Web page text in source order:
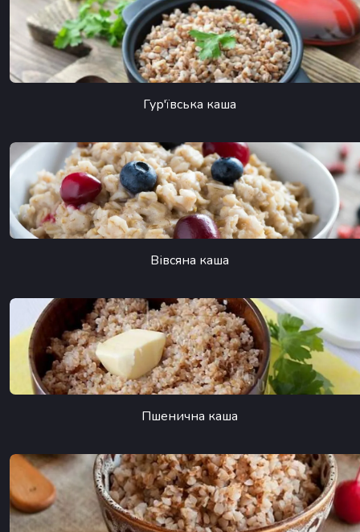
Гур'ївська каша
Вівсяна каша
Пшенична каша